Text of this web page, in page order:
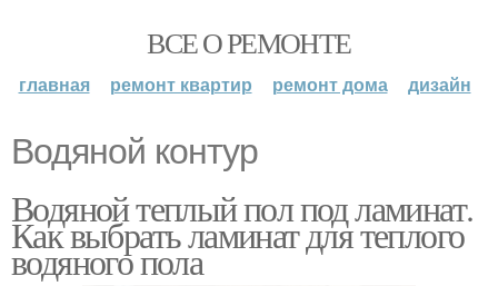
ВСЕ О РЕМОНТЕ
главная ремонт квартир ремонт дома дизайн
Водяной контур
Водяной теплый пол под ламинат.
Как выбрать ламинат для теплого
водяного пола